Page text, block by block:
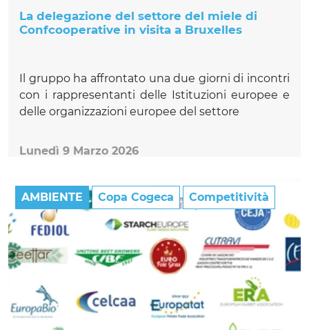
La delegazione del settore del miele di
Confcooperative in visita a Bruxelles
Il gruppo ha affrontato una due giorni di incontri
con i rappresentanti delle Istituzioni europee e
delle organizzazioni europee del settore
Lunedì 9 Marzo 2026
AMBIENTE Copa Cogeca Competitività